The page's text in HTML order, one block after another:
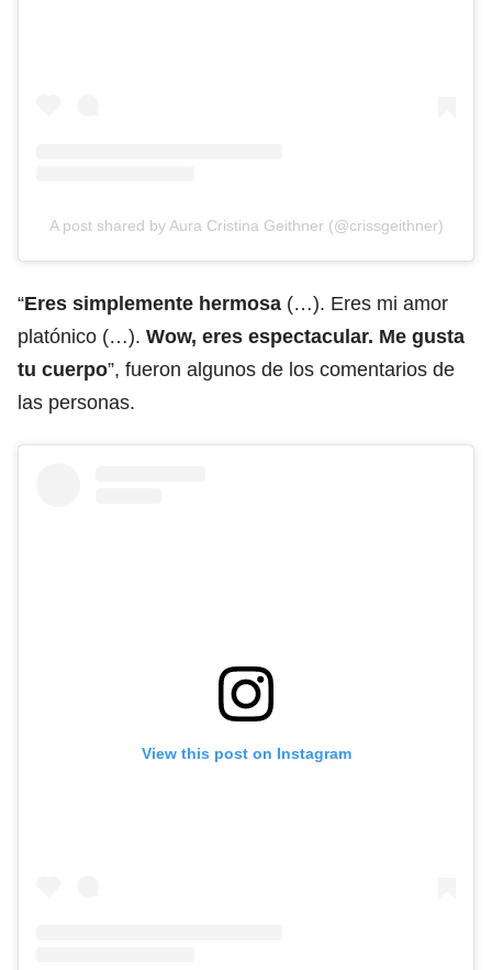
A post shared by Aura Cristina Geithner (@crissgeithner)
“Eres simplemente hermosa (…). Eres mi amor
platónico (…). Wow, eres espectacular. Me gusta
tu cuerpo”, fueron algunos de los comentarios de
las personas.
View this post on Instagram